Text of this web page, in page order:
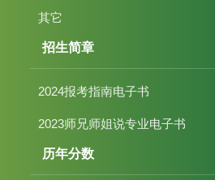
其它
招生简章
2024报考指南电子书
2023师兄师姐说专业电子书
历年分数